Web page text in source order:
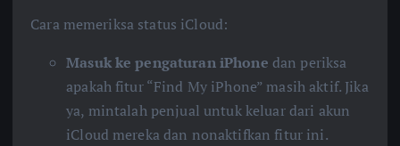
Cara memeriksa status iCloud:
Masuk ke pengaturan iPhone dan periksa
apakah fitur “Find My iPhone” masih aktif. Jika
ya, mintalah penjual untuk keluar dari akun
iCloud mereka dan nonaktifkan fitur ini.